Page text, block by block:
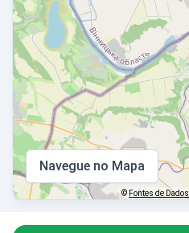
Navegue no Mapa
© Fontes de Dados